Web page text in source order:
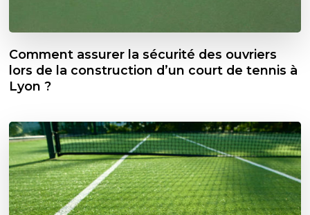
Comment assurer la sécurité des ouvriers
lors de la construction d’un court de tennis à
Lyon ?